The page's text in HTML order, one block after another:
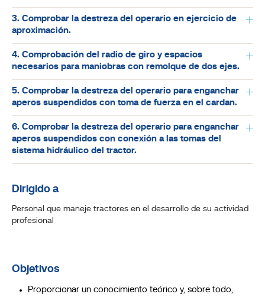
3. Comprobar la destreza del operario en ejercicio de
aproximación.
4. Comprobación del radio de giro y espacios
necesarios para maniobras con remolque de dos ejes.
5. Comprobar la destreza del operario para enganchar
aperos suspendidos con toma de fuerza en el cardan.
6. Comprobar la destreza del operario para enganchar
aperos suspendidos con conexión a las tomas del
sistema hidráulico del tractor.
Dirigido a
Personal que maneje tractores en el desarrollo de su actividad
profesional
Objetivos
Proporcionar un conocimiento teórico y, sobre todo,